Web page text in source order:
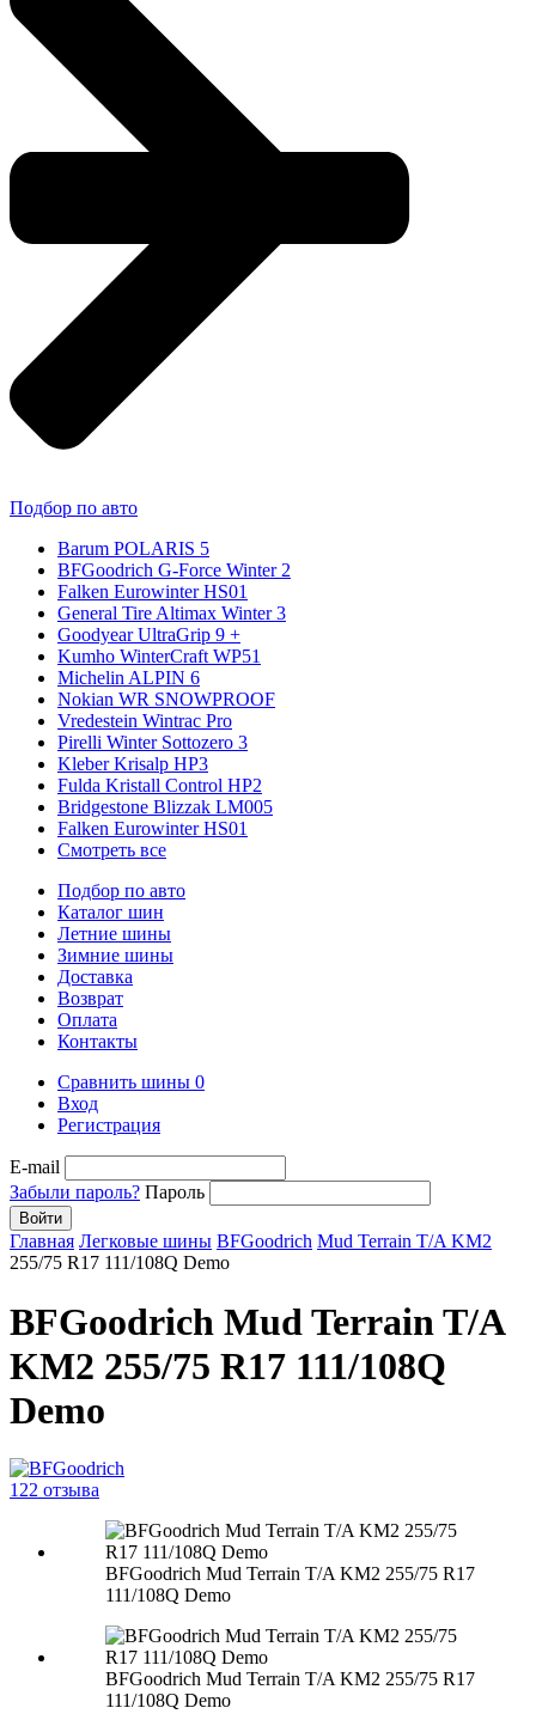
Подбор по авто
Barum POLARIS 5
BFGoodrich G-Force Winter 2
Falken Eurowinter HS01
General Tire Altimax Winter 3
Goodyear UltraGrip 9 +
Kumho WinterCraft WP51
Michelin ALPIN 6
Nokian WR SNOWPROOF
Vredestein Wintrac Pro
Pirelli Winter Sottozero 3
Kleber Krisalp HP3
Fulda Kristall Control HP2
Bridgestone Blizzak LM005
Falken Eurowinter HS01
Смотреть все
Подбор по авто
Каталог шин
Летние шины
Зимние шины
Доставка
Возврат
Оплата
Контакты
Сравнить шины 0
Вход
Регистрация
E-mail
Забыли пароль? Пароль
Войти
Главная Легковые шины BFGoodrich Mud Terrain T/A KM2
255/75 R17 111/108Q Demo
BFGoodrich Mud Terrain T/A
KM2 255/75 R17 111/108Q
Demo
122 отзыва
BFGoodrich Mud Terrain T/A KM2 255/75 R17
111/108Q Demo
BFGoodrich Mud Terrain T/A KM2 255/75 R17
111/108Q Demo